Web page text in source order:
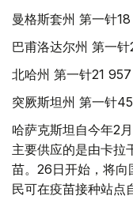
曼格斯套州 第一针
巴甫洛达尔州 第一
北哈州 第一针21
突厥斯坦州 第一针
哈萨克斯坦自今年2
主要供应的是由卡拉
苗。26日开始，将向
民可在疫苗接种站点